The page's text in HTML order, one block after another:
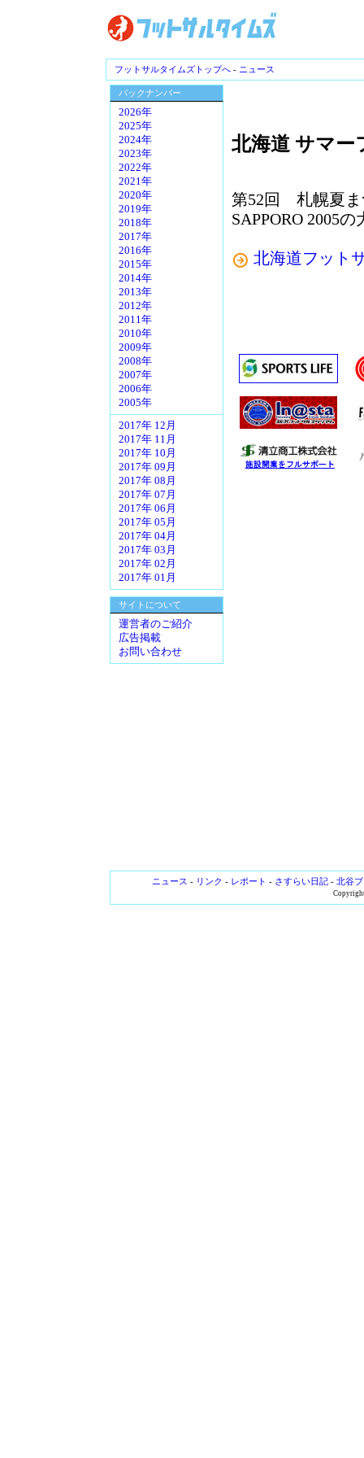
フットサルタイムズトップへ - ニュース
バックナンバー
2026年
2025年
2024年
2023年
2022年
2021年
2020年
2019年
2018年
2017年
2016年
2015年
2014年
2013年
2012年
2011年
2010年
2009年
2008年
2007年
2006年
2005年
2017年 12月
2017年 11月
2017年 10月
2017年 09月
2017年 08月
2017年 07月
2017年 06月
2017年 05月
2017年 04月
2017年 03月
2017年 02月
2017年 01月
サイトについて
運営者のご紹介
広告掲載
お問い合わせ
北海道 サマ
第52回 札幌夏ま
SAPPORO 2005
北海道フット
ニュース - リンク - レポート - さすらい日記- 北谷